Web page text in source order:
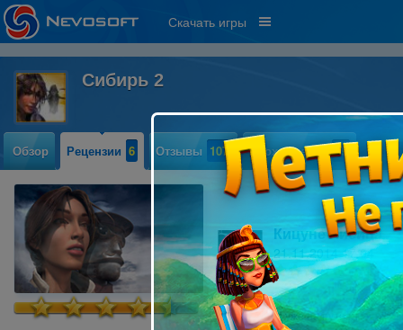
Скачать игры
Сибирь 2
Обзор Рецензии 6 Отзывы 107 Прохождение 59
Кицуне Лисица
21.11.2014 17:04
1
Ваш поезд уже на пути к мечте!